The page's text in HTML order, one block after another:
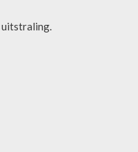
uitstraling.